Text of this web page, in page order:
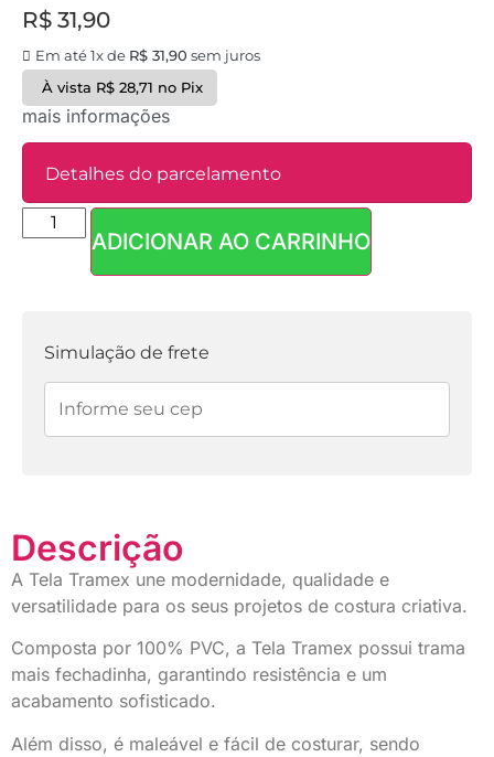
R$ 31,90
Em até 1x de R$ 31,90 sem juros
À vista R$28,71 no Pix
mais informações
Detalhes do parcelamento
Parcelas:ADICIONAR AO CARRINHO
Simulação de frete
Descrição
A Tela Tramex une modernidade, qualidade e
versatilidade para os seus projetos de costura criativa.
Composta por 100% PVC, a Tela Tramex possui trama
mais fechadinha, garantindo resistência e um
acabamento sofisticado.
Além disso, é maleável e fácil de costurar, sendo